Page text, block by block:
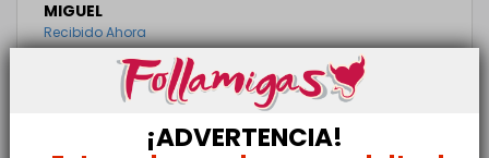
MIGUEL
Recibido Ahora
Buenas noches que tal me encantaría conoceros
Recibido hace una hora¡ADVERTENCIA!